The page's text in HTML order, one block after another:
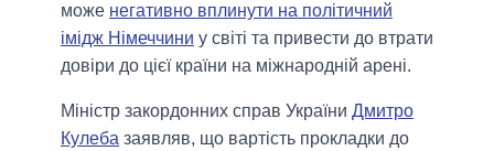
може негативно вплинути на політичний
імідж Німеччини у світі та привести до втрати
довіри до цієї країни на міжнародній арені.
Міністр закордонних справ України Дмитро
Кулеба заявляв, що вартість прокладки до